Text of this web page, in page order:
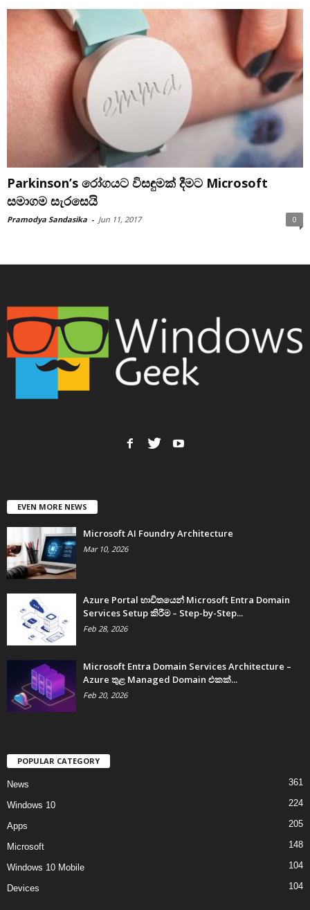
Parkinson’s රෝගයට විසඳුමක් දීමට Microsoft
සමාගම සැරසෙයි
Pramodya Sandasika - Jun 11, 2017 0
EVEN MORE NEWS
Microsoft AI Foundry Architecture
Mar 10, 2026
Azure Portal භාවිතයෙන් Microsoft Entra Domain
Services Setup කිරීම – Step-by-Step...
Feb 28, 2026
Microsoft Entra Domain Services Architecture –
Azure තුළ Managed Domain එකක්...
Feb 20, 2026
POPULAR CATEGORY
News 361
Windows 10 224
Apps 205
Microsoft 148
Windows 10 Mobile 104
Devices 104